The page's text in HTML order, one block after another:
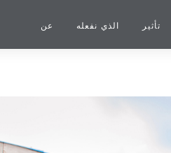
عن الذي نفعله تأثير